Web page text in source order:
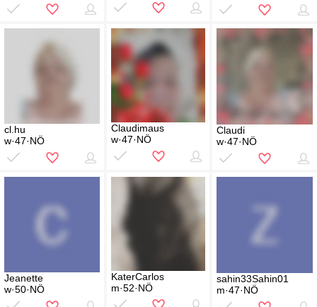
cl.hu
w·47·NÖ
Claudimaus
w·47·NÖ
Claudi
w·47·NÖ
Jeanette
w·50·NÖ
KaterCarlos
m·52·NÖ
sahin33Sahin01
m·47·NÖ